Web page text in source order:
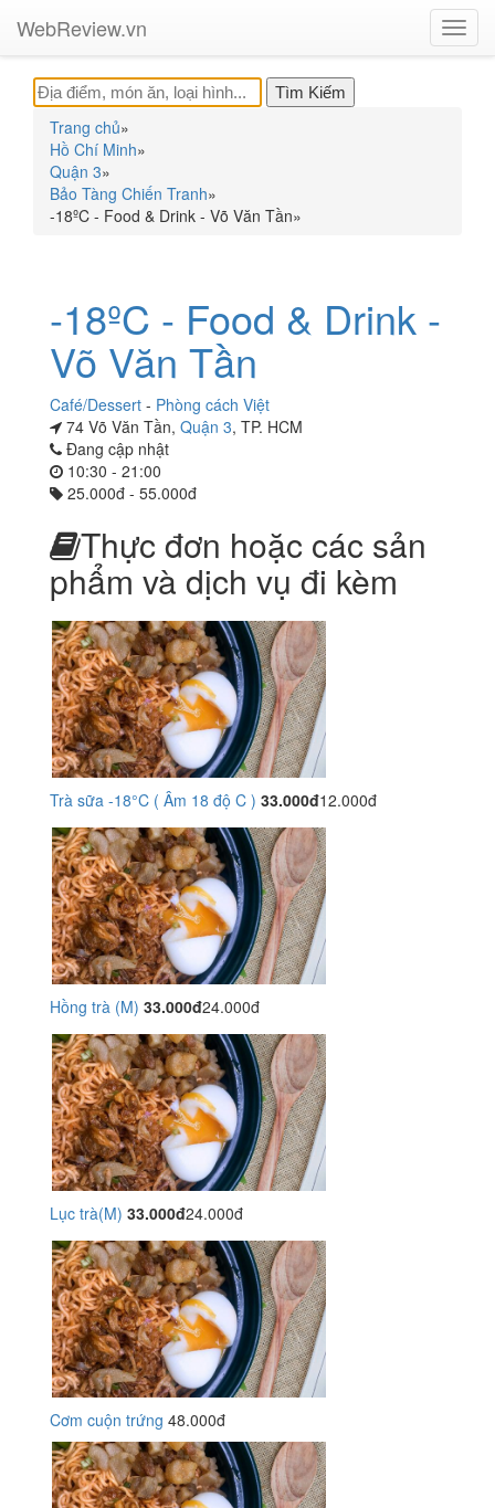
WebReview.vn
Trang chủ»
Hồ Chí Minh»
Quận 3»
Bảo Tàng Chiến Tranh»
-18ºC - Food & Drink - Võ Văn Tần»
-18ºC - Food & Drink -
Võ Văn Tần
Café/Dessert - Phòng cách Việt
74 Võ Văn Tần, Quận 3, TP. HCM
Đang cập nhật
10:30 - 21:00
25.000đ - 55.000đ
Thực đơn hoặc các sản
phẩm và dịch vụ đi kèm
Trà sữa -18°C ( Âm 18 độ C ) 33.000đ12.000đ
Hồng trà (M) 33.000đ24.000đ
Lục trà(M) 33.000đ24.000đ
Cơm cuộn trứng 48.000đ